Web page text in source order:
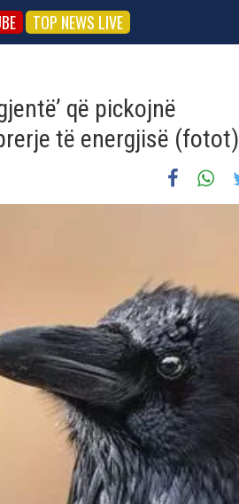
TOP NEWS LIVE
që pickojnë
të energjisë (fotot)